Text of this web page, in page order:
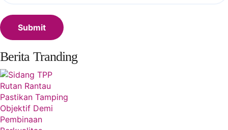
Berita Tranding